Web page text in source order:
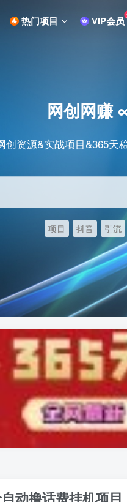
热门项目 VIP会员
网创网赚
创资源&实战项目&365天
项目 抖音 引流
动撸话费挂机项